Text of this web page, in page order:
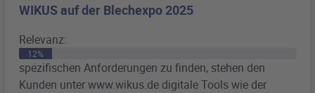
WIKUS auf der Blechexpo 2025
Relevanz:
12%
spezifischen Anforderungen zu finden, stehen den
Kunden unter www.wikus.de digitale Tools wie der